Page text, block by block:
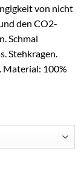
von nicht
den CO2-
Schmal
Stehkragen.
Material: 100%